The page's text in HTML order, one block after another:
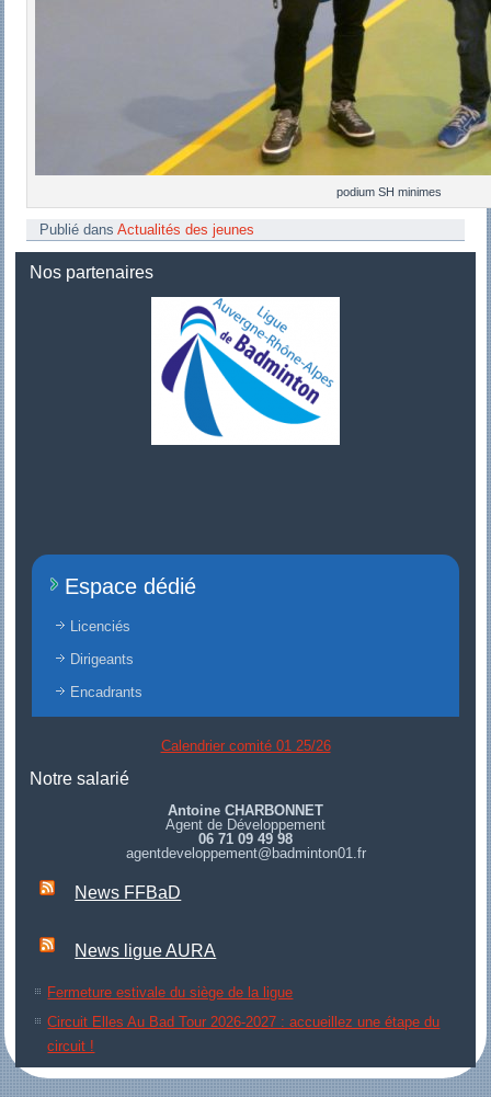
podium SH minimes
Publié dans Actualités des jeunes
Nos partenaires
Espace dédié
Licenciés
Dirigeants
Encadrants
Calendrier comité 01 25/26
Notre salarié
Antoine CHARBONNET
Agent de Développement
06 71 09 49 98
agentdeveloppement@badminton01.fr
News FFBaD
News ligue AURA
Fermeture estivale du siège de la ligue
Circuit Elles Au Bad Tour 2026-2027 : accueillez une étape du
circuit !